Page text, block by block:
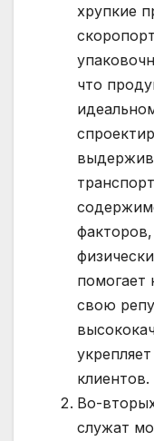
хрупкие
что
помогает
свою
клиентов.
Во-
служат